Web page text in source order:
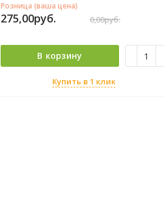
Розница (ваша цена)
275,00руб. 0,00руб.
В корзину
Купить в 1 клик